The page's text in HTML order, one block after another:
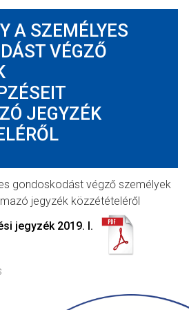
A SZEMÉLYES
VÉGZŐ
JEGYZÉK
gondoskodást végző személyek
jegyzék közzétételéről
jegyzék 2019. I.